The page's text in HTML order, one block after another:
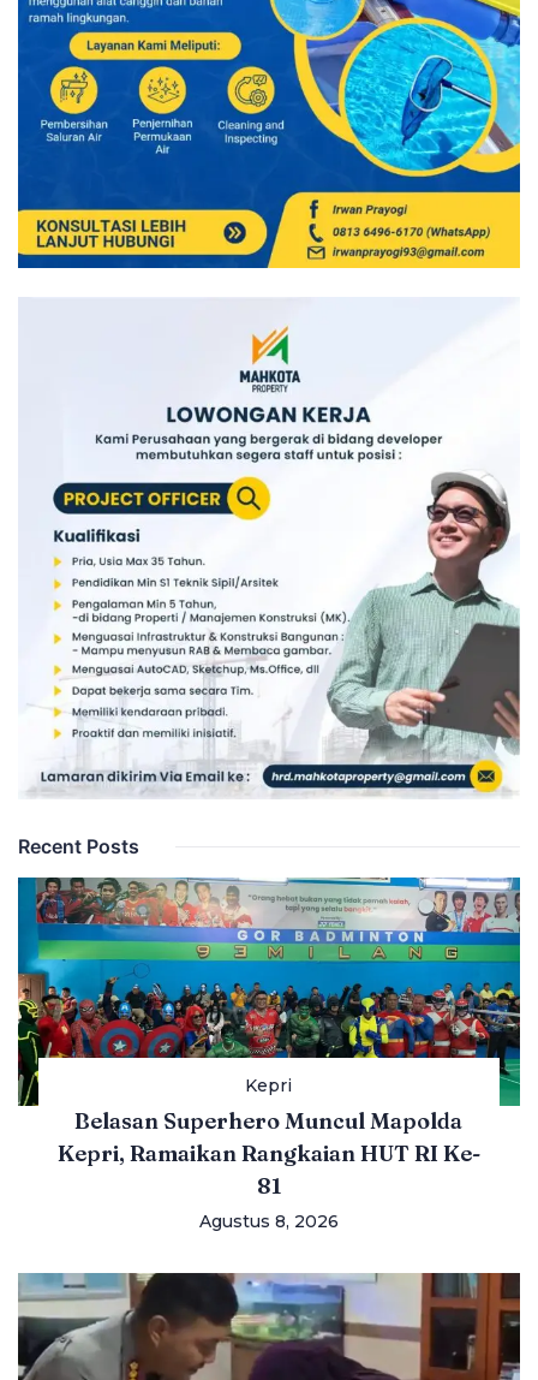
Recent Posts
Kepri
Belasan Superhero Muncul Mapolda
Kepri, Ramaikan Rangkaian HUT RI Ke-
81
Agustus 8, 2026